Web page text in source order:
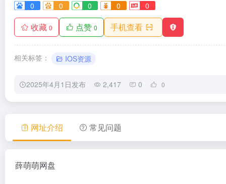
0 0 0 0 0
收藏 0 点赞 0 手机查看
相关标签： IOS资源
2025年4月1日发布 2,417 0 0
网址介绍 常见问题
薛萌萌网盘